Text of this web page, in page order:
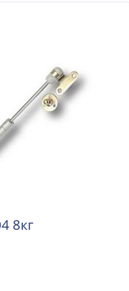
Газ лифт РЕ-04 8кг